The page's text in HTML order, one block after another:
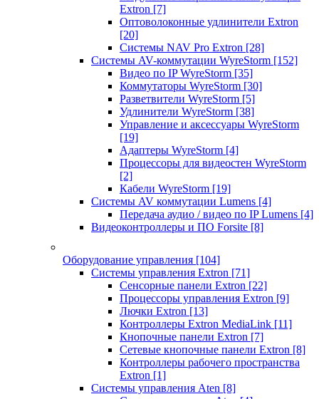
Extron [7]
Оптоволоконные удлинители Extron
[20]
Системы NAV Pro Extron [28]
Системы AV-коммутации WyreStorm [152]
Видео по IP WyreStorm [35]
Коммутаторы WyreStorm [30]
Разветвители WyreStorm [5]
Удлинители WyreStorm [38]
Управление и аксессуары WyreStorm
[19]
Адаптеры WyreStorm [4]
Процессоры для видеостен WyreStorm
[2]
Кабели WyreStorm [19]
Системы AV коммутации Lumens [4]
Передача аудио / видео по IP Lumens [4]
Видеоконтроллеры и ПО Forsite [8]
Оборудование управления [104]
Системы управления Extron [71]
Сенсорные панели Extron [22]
Процессоры управления Extron [9]
Лючки Extron [13]
Контроллеры Extron MediaLink [11]
Кнопочные панели Extron [7]
Сетевые кнопочные панели Extron [8]
Контроллеры рабочего пространства
Extron [1]
Системы управления Aten [8]